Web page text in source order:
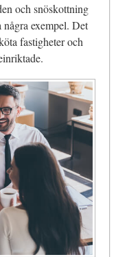
och snöskottning
exempel. Det
fastigheter och